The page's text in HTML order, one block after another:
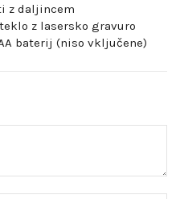
z daljincem
z lasersko gravuro
baterij (niso vključene)